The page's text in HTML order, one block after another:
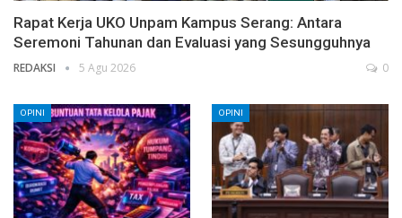
Rapat Kerja UKO Unpam Kampus Serang: Antara
Seremoni Tahunan dan Evaluasi yang Sesungguhnya
REDAKSI 5 Agu 2026 0
OPINI OPINI